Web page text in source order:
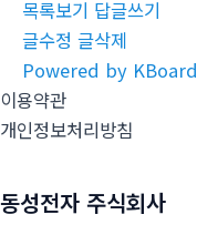
목록보기 답글쓰기
글수정 글삭제
Powered by KBoard
이용약관
개인정보처리방침
동성전자 주식회사